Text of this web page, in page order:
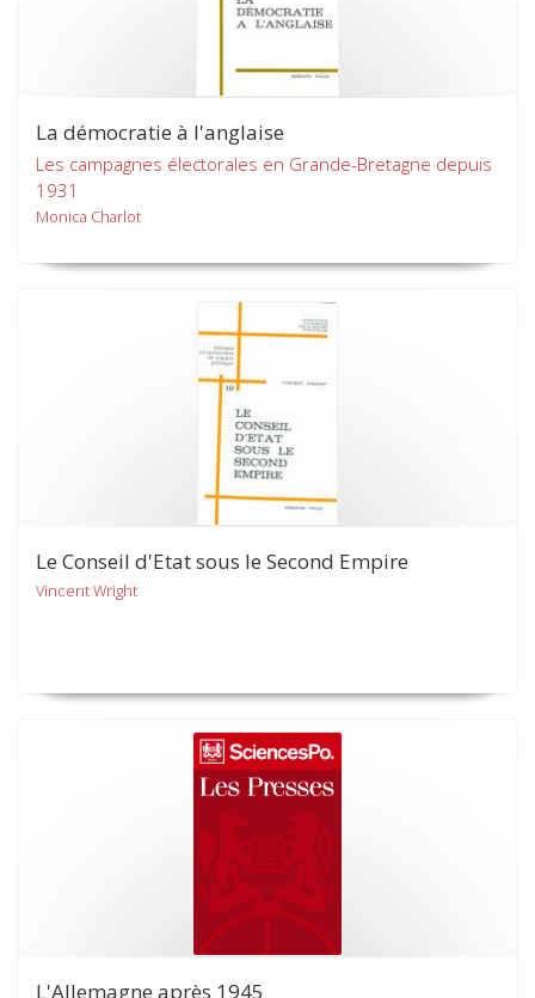
La démocratie à l'anglaise
Les campagnes électorales en Grande-Bretagne depuis
1931
Monica Charlot
Le Conseil d'Etat sous le Second Empire
Vincent Wright
L'Allemagne après 1945